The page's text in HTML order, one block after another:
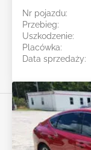
Nr pojazdu:
Przebieg:
Uszkodzenie:
Placówka:
Data sprzedaży: